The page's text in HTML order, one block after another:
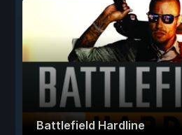
Battlefield Hardline